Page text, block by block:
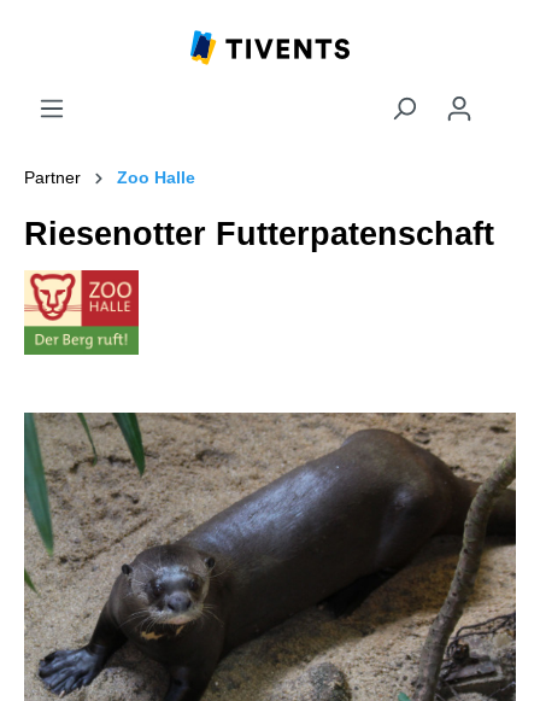
Partner Zoo Halle
Riesenotter Futterpatenschaft